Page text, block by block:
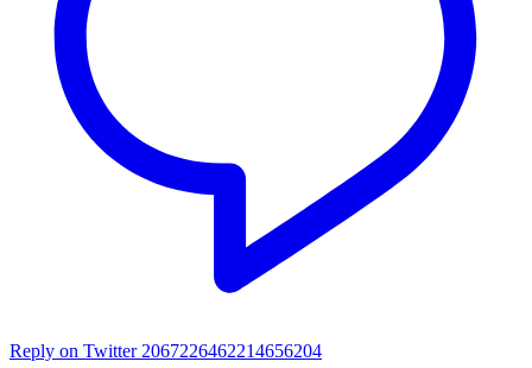
Reply on Twitter 2067226462214656204